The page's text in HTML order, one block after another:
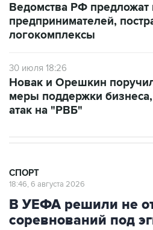
Ведомства РФ
предпринимателей,
логокомплексы
30 июля 18:26
Новак и Орешкин
меры поддержки
атак на "РВБ"
СПОРТ
18:46, 6 августа 2026
В УЕФА решили не
соревнований под